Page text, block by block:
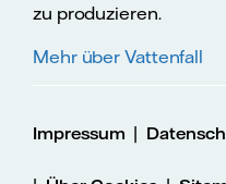
zu produzieren.
Mehr über Vattenfall
Impressum |